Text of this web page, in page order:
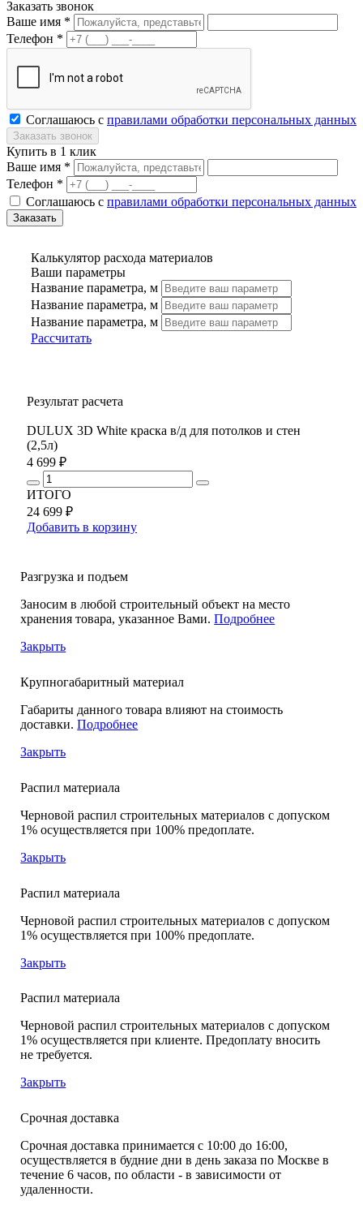
Заказать звонок
Ваше имя *
Телефон *
Соглашаюсь с правилами обработки персональных данных
Купить в 1 клик
Ваше имя *
Телефон *
Соглашаюсь с правилами обработки персональных данных
Калькулятор расхода материалов
Ваши параметры
Название параметра, м
Название параметра, м
Название параметра, м
Рассчитать
Результат расчета
DULUX 3D White краска в/д для потолков и стен
(2,5л)
4 699 ₽
ИТОГО
24 699 ₽
Добавить в корзину
Разгрузка и подъем
Заносим в любой строительный объект на место
хранения товара, указанное Вами.Подробнее
Закрыть
Крупногабаритный материал
Габариты данного товара влияют на стоимость
доставки.Подробнее
Закрыть
Распил материала
Черновой распил строительных материалов с допуском
1% осуществляется при 100% предоплате.
Закрыть
Распил материала
Черновой распил строительных материалов с допуском
1% осуществляется при 100% предоплате.
Закрыть
Распил материала
Черновой распил строительных материалов с допуском
1% осуществляется при клиенте. Предоплату вносить
не требуется.
Закрыть
Срочная доставка
Срочная доставка принимается с 10:00 до 16:00,
осуществляется в будние дни в день заказа по Москве в
течение 6 часов, по области - в зависимости от
удаленности.